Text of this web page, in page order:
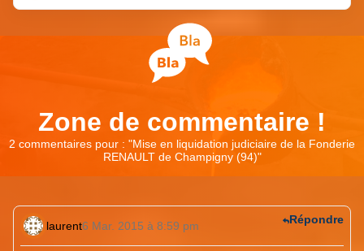
Zone de commentaire !
2 commentaires pour : "Mise en liquidation judiciaire de la Fonderie
RENAULT de Champigny (94)"
laurent6 Mar. 2015 à 8:59 pm Répondre